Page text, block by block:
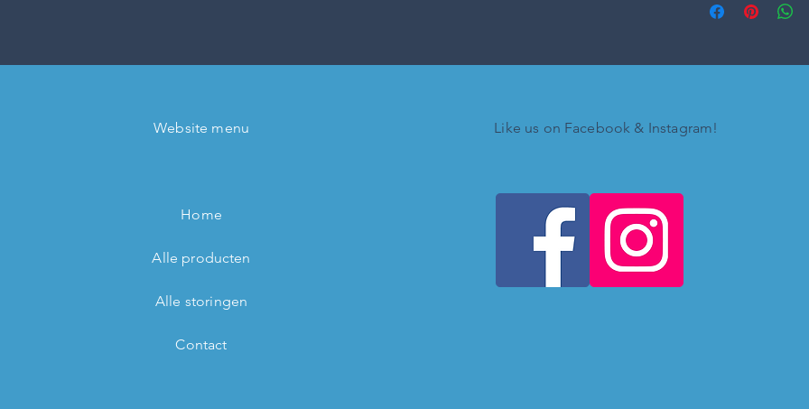
Website menu
Home
Alle producten
Alle storingen
Contact
Like us on Facebook & Instagram!